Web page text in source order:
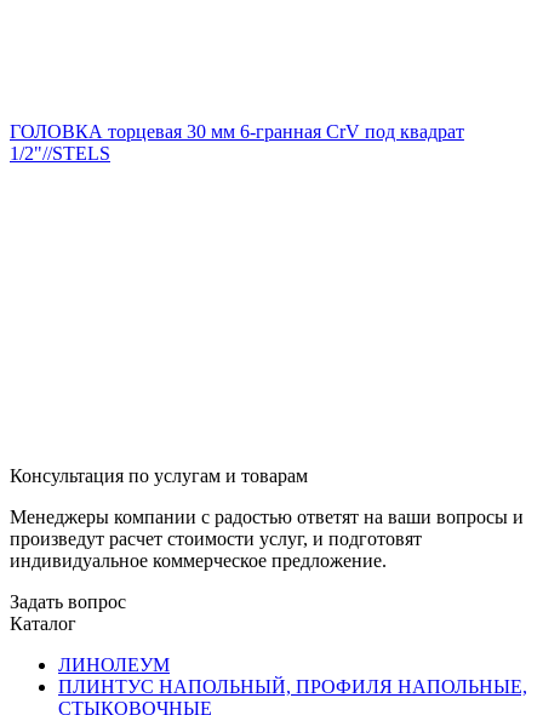
ГОЛОВКА торцевая 30 мм 6-гранная CrV под квадрат
1/2"//STELS
Консультация по услугам и товарам
Менеджеры компании с радостью ответят на ваши вопросы и
произведут расчет стоимости услуг, и подготовят
индивидуальное коммерческое предложение.
Задать вопрос
Каталог
ЛИНОЛЕУМ
ПЛИНТУС НАПОЛЬНЫЙ, ПРОФИЛЯ НАПОЛЬНЫЕ,
СТЫКОВОЧНЫЕ